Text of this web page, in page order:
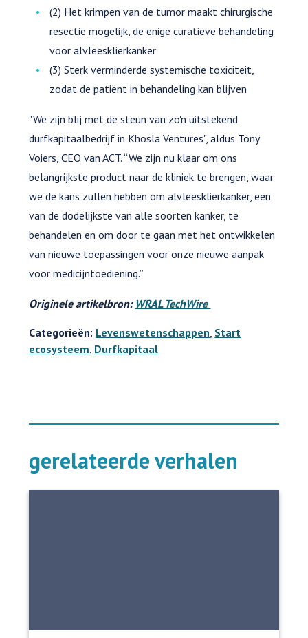
(2) Het krimpen van de tumor maakt chirurgische
resectie mogelijk, de enige curatieve behandeling
voor alvleesklierkanker
(3) Sterk verminderde systemische toxiciteit,
zodat de patiënt in behandeling kan blijven
"We zijn blij met de steun van zo'n uitstekend
durfkapitaalbedrijf in Khosla Ventures", aldus Tony
Voiers, CEO van ACT. “We zijn nu klaar om ons
belangrijkste product naar de kliniek te brengen, waar
we de kans zullen hebben om alvleesklierkanker, een
van de dodelijkste van alle soorten kanker, te
behandelen en om door te gaan met het ontwikkelen
van nieuwe toepassingen voor onze nieuwe aanpak
voor medicijntoediening.”
Originele artikelbron: WRAL TechWire
Categorieën: Levenswetenschappen Start
ecosysteem Durfkapitaal
gerelateerde verhalen